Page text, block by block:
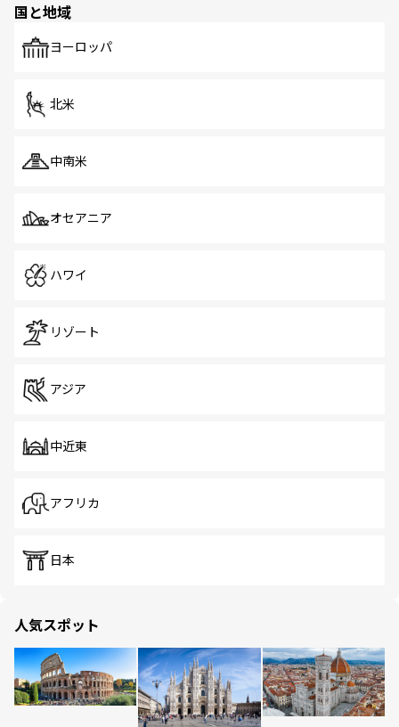
で、ホーカーズは地元の風情を楽しめる外せないスポット
国と地域
ヨーロッパ
北米
中南米
オセアニア
ハワイ
リゾート
アジア
中近東
アフリカ
日本
人気スポット